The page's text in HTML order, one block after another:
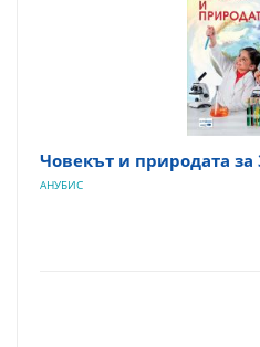
Човекът и природата за
АНУБИС